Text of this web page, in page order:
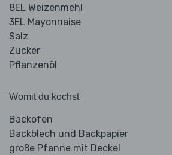
8EL Weizenmehl
3EL Mayonnaise
Salz
Zucker
Pflanzenöl
Womit du kochst
Backofen
Backblech und Backpapier
große Pfanne mit Deckel